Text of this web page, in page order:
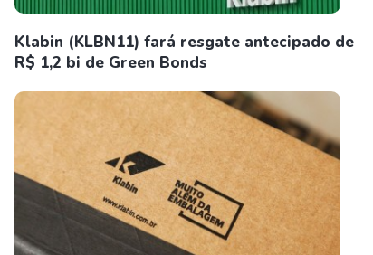
Klabin (KLBN11) fará resgate antecipado de
R$ 1,2 bi de Green Bonds